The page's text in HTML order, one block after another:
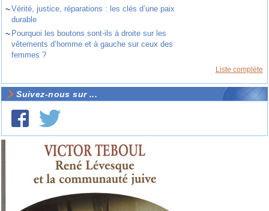
~Vérité, justice, réparations : les clés d’une paix
durable
~ Pourquoi les boutons sont-ils à droite sur les
vêtements d’homme et à gauche sur ceux des
femmes ?
Liste complète
Suivez-nous sur ...